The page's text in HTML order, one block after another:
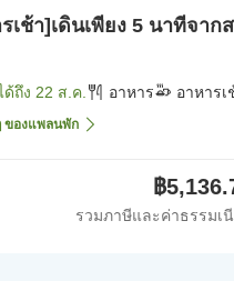
เช้า]เดินเพียง 5 นาทีจา
ด้ถึง 22 ส.ค. อาหาร อาหารเ
ของแพลนพัก
฿
รวมภาษีและค่าธรรมเ